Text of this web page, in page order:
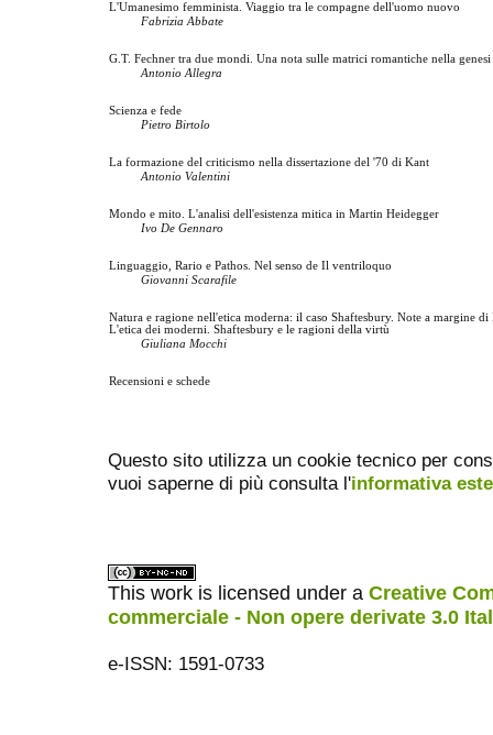
L'Umanesimo femminista. Viaggio tra le compagne dell'uomo nuovo
Fabrizia Abbate
G.T. Fechner tra due mondi. Una nota sulle matrici romantiche nella
Antonio Allegra
Scienza e fede
Pietro Birtolo
La formazione del criticismo nella dissertazione del '70 di Kant
Antonio Valentini
Mondo e mito. L'analisi dell'esistenza mitica in Martin Heidegger
Ivo De Gennaro
Linguaggio, Rario e Pathos. Nel senso de Il ventriloquo
Giovanni Scarafile
Natura e ragione nell'etica moderna: il caso Shaftesbury. Note a margine di
L'etica dei moderni. Shaftesbury e le ragioni della virtù
Giuliana Mocchi
Recensioni e schede
Questo sito utilizza un cookie tecnico per
vuoi saperne di più consulta l'informativa
This work is licensed under a Creative
commerciale - Non opere derivate 3.0
e-ISSN: 1591-0733